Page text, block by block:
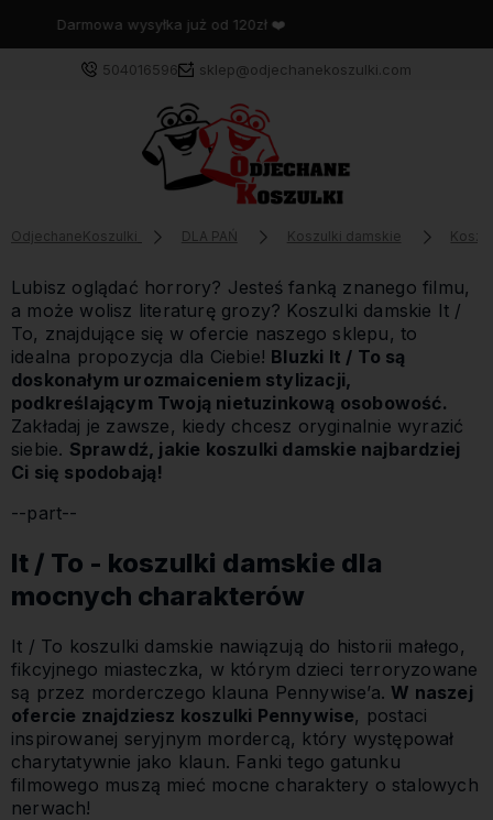
Wysyłka w 48 godzin
504016596 sklep@odjechanekoszulki.com
OdjechaneKoszulki DLA PAŃ Koszulki damskie
Lubisz oglądać horrory? Jesteś fanką znanego filmu,
a może wolisz literaturę grozy? Koszulki damskie It /
To, znajdujące się w ofercie naszego sklepu, to
idealna propozycja dla Ciebie! Bluzki It / To są
doskonałym urozmaiceniem stylizacji,
podkreślającym Twoją nietuzinkową osobowość.
Zakładaj je zawsze, kiedy chcesz oryginalnie wyrazić
siebie. Sprawdź, jakie koszulki damskie najbardziej
Ci się spodobają!
--part--
It / To - koszulki damskie dla
mocnych charakterów
It / To koszulki damskie nawiązują do historii małego,
fikcyjnego miasteczka, w którym dzieci terroryzowane
są przez morderczego klauna Pennywise’a.W naszej
ofercie znajdziesz koszulki Pennywise, postaci
inspirowanej seryjnym mordercą, który występował
charytatywnie jako klaun. Fanki tego gatunku
filmowego muszą mieć mocne charaktery o stalowych
nerwach!